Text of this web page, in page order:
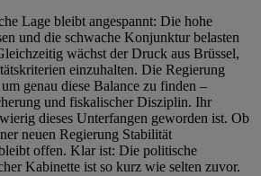
Lage bleibt angespannt: Die hohe
und die schwache Konjunktur belasten
wächst der Druck aus Brüssel,
einzuhalten. Die Regierung
genau diese Balance zu finden –
und fiskalischer Disziplin. Ihr
dieses Unterfangen geworden ist. Ob
neuen Regierung Stabilität
offen. Klar ist: Die politische
Kabinette ist so kurz wie selten zuvor.